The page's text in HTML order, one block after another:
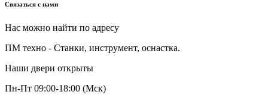
Связаться с нами
Нас можно найти по адресу
ПМ техно - Станки, инструмент, оснастка.
Наши двери открыты
Пн-Пт 09:00-18:00 (Мск)